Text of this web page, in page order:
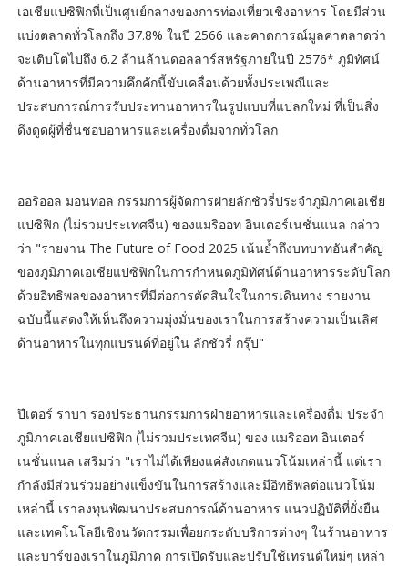
เอเชียแปซิฟิกที่เป็นศูนย์กลางของการท่องเที่ยวเชิงอาหาร โดยมีส่วน
แบ่งตลาดทั่วโลกถึง 37.8% ในปี 2566 และคาดการณ์มูลค่าตลาดว่า
จะเติบโตไปถึง 6.2 ล้านล้านดอลลาร์สหรัฐภายในปี 2576* ภูมิทัศน์
ด้านอาหารที่มีความคึกคักนี้ขับเคลื่อนด้วยทั้งประเพณีและ
ประสบการณ์การรับประทานอาหารในรูปแบบที่แปลกใหม่ ที่เป็นสิ่ง
ดึงดูดผู้ที่ชื่นชอบอาหารและเครื่องดื่มจากทั่วโลก
ออริออล มอนทอล กรรมการผู้จัดการฝ่ายลักชัวรี่ประจำภูมิภาคเอเชีย
แปซิฟิก (ไม่รวมประเทศจีน) ของแมริออท อินเตอร์เนชั่นแนล กล่าว
ว่า "รายงาน The Future of Food 2025 เน้นย้ำถึงบทบาทอันสำคัญ
ของภูมิภาคเอเชียแปซิฟิกในการกำหนดภูมิทัศน์ด้านอาหารระดับโลก
ด้วยอิทธิพลของอาหารที่มีต่อการตัดสินใจในการเดินทาง รายงาน
ฉบับนี้แสดงให้เห็นถึงความมุ่งมั่นของเราในการสร้างความเป็นเลิศ
ด้านอาหารในทุกแบรนด์ที่อยู่ใน ลักชัวรี่ กรุ๊ป"
ปีเตอร์ ราบา รองประธานกรรมการฝ่ายอาหารและเครื่องดื่ม ประจำ
ภูมิภาคเอเชียแปซิฟิก (ไม่รวมประเทศจีน) ของ แมริออท อินเตอร์
เนชั่นแนล เสริมว่า "เราไม่ได้เพียงแค่สังเกตแนวโน้มเหล่านี้ แต่เรา
กำลังมีส่วนร่วมอย่างแข็งขันในการสร้างและมีอิทธิพลต่อแนวโน้ม
เหล่านี้ เราลงทุนพัฒนาประสบการณ์ด้านอาหาร แนวปฏิบัติที่ยั่งยืน
และเทคโนโลยีเชิงนวัตกรรมเพื่อยกระดับบริการต่างๆ ในร้านอาหาร
และบาร์ของเราในภูมิภาค การเปิดรับและปรับใช้เทรนด์ใหม่ๆ เหล่า